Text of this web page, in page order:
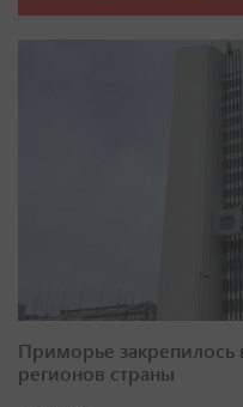
Приморье закрепилось
регионов страны